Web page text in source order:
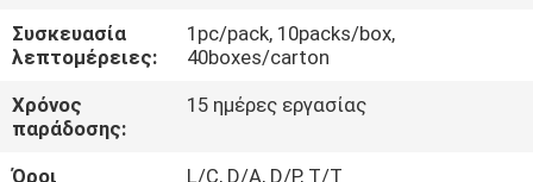
ΠΟΙΟΤΙΚΌΣ
ΈΛΕΓΧΟΣ
ΖΗΤΉΣΤΕ
Συσκευασία
λεπτομέρειες:
1pc/pack, 10packs/box,
40boxes/carton
Χρόνος
παράδοσης:
15 ημέρες εργασίας
Όροι
L/C, D/A, D/P, T/T